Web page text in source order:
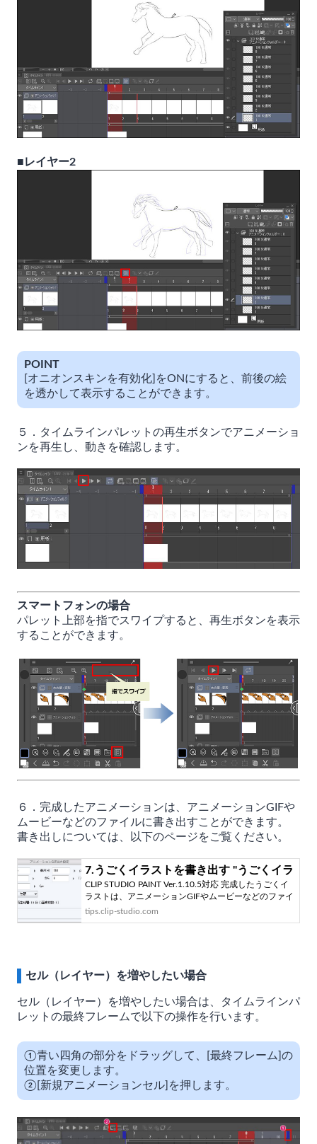
■レイヤー2
POINT
[オニオンスキンを有効化]をONにすると、前後の絵
を透かして表示することができます。
５．タイムラインパレットの再生ボタンでアニメーショ
ンを再生し、動きを確認します。
スマートフォンの場合
パレット上部を指でスワイプすると、再生ボタンを表示
することができます。
６．完成したアニメーションは、アニメーションGIFや
ムービーなどのファイルに書き出すことができます。
書き出しについては、以下のページをご覧ください。
7.うごくイラストを書き出す "うごくイラ
ストを作ってみよう #7" by
ClipStudioOfficial - お絵かきのコツ | CLIP
STUDIO TIPS
CLIP STUDIO PAINT Ver.1.10.5対応 完成したうごくイ
ラストは、アニメーションGIFやムービーなどのファイ
ルに書き出せます。書き出したファイルは、SNSなど
tips.clip-studio.com
セル（レイヤー）を増やしたい場合
セル（レイヤー）を増やしたい場合は、タイムラインパ
レットの最終フレームで以下の操作を行います。
①青い四角の部分をドラッグして、[最終フレーム]の
位置を変更します。
②[新規アニメーションセル]を押します。